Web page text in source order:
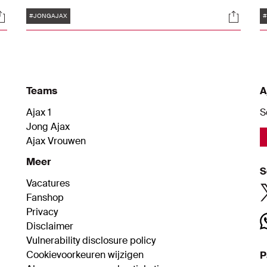
nemen met één punt in Brabant: 1-1.
Tags
#JONGAJAX
Teams
Ajax 1
Jong Ajax
Ajax Vrouwen
Meer
Vacatures
Fanshop
Privacy
Disclaimer
Vulnerability disclosure policy
Cookievoorkeuren wijzigen